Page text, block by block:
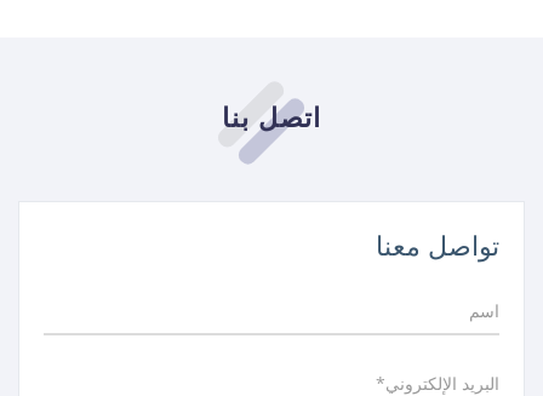
اتصل بنا
تواصل معنا